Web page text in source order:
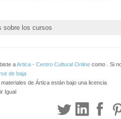
sobre los cursos
aArtica - Centro Cultural Online como
. Si
de baja
de Ártica están bajo una licencia
Igual